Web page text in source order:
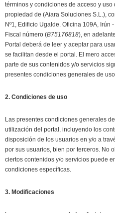
términos y condiciones de acceso y uso
propiedad de (Aiara Soluciones S.L.),
Nº1, Edificio Ugalde. Oficina 109A,
Fiscal número (B75176818), en
Portal deberá de leer y aceptar para
se facilitan desde el portal. El mero
parte de sus contenidos y/o servicios
presentes condiciones generales de uso.
2. Condiciones de uso
Las presentes condiciones generales
utilización del portal, incluyendo los
disposición de los usuarios en y/o a
por sus usuarios, bien por terceros. No
ciertos contenidos y/o servicios puede
condiciones específicas.
3. Modificaciones